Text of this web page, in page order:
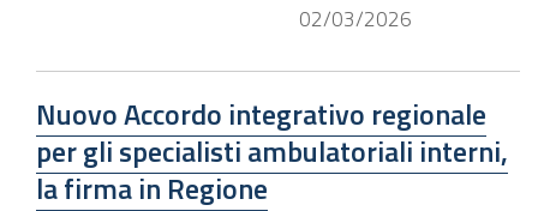
02/03/2026
Nuovo Accordo integrativo regionale
per gli specialisti ambulatoriali interni,
la firma in Regione